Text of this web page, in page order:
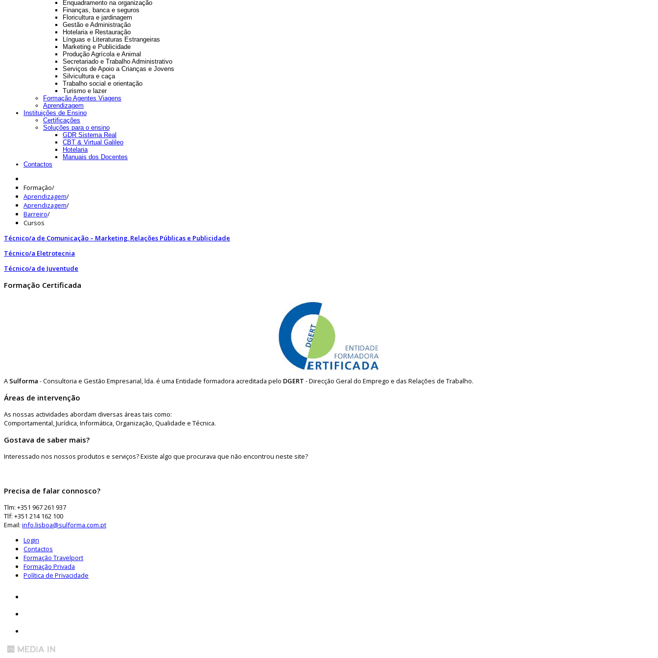
Enquadramento na organização
Finanças, banca e seguros
Floricultura e jardinagem
Gestão e Administração
Hotelaria e Restauração
Línguas e Literaturas Estrangeiras
Marketing e Publicidade
Produção Agrícola e Animal
Secretariado e Trabalho Administrativo
Serviços de Apoio a Crianças e Jovens
Silvicultura e caça
Trabalho social e orientação
Turismo e lazer
Formação Agentes Viagens
Aprendizagem
Instituições de Ensino
Certificações
Soluções para o ensino
GDR Sistema Real
CBT & Virtual Galileo
Hotelaria
Manuais dos Docentes
Contactos
Formação/
Aprendizagem/
Aprendizagem/
Barreiro/
Cursos
Técnico/a de Comunicação – Marketing, Relações Públicas e Publicidade
Técnico/a Eletrotecnia
Técnico/a de Juventude
Formação Certificada
A Sulforma - Consultoria e Gestão Empresarial, lda. é uma Entidade formadora acreditada pelo DGERT - Direcção Geral do Emprego e das Relações de Trabalho.
Áreas de intervenção
As nossas actividades abordam diversas áreas tais como:
Comportamental, Jurídica, Informática, Organização, Qualidade e Técnica.
Gostava de saber mais?
Interessado nos nossos produtos e serviços? Existe algo que procurava que não encontrou neste site?
Precisa de falar connosco?
Tlm: +351 967 261 937
Tlf: +351 214 162 100
Email: info.lisboa@sulforma.com.pt
Login
Contactos
Formação Travelport
Formação Privada
Política de Privacidade